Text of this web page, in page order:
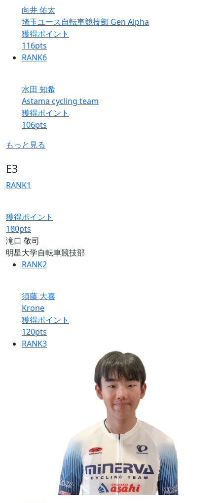
向井 佑太
埼玉ユース自転車競技部 Gen Alpha
獲得ポイント
116pts
RANK6
水田 知希
Astama cycling team
獲得ポイント
106pts
もっと見る
E3
RANK1
獲得ポイント
180pts
滝口 敬司
明星大学自転車競技部
RANK2
須藤 大喜
Krone
獲得ポイント
120pts
RANK3